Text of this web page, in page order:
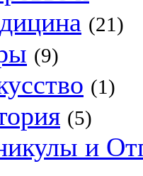
(21)
(9)
(1)
(5)
и